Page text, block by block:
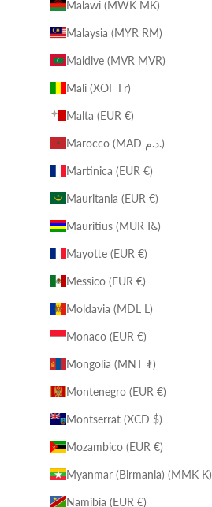
Malawi (MWK MK)
Malaysia (MYR RM)
Maldive (MVR MVR)
Mali (XOF Fr)
Malta (EUR €)
Marocco (MAD د.م.)
Martinica (EUR €)
Mauritania (EUR €)
Mauritius (MUR ₨)
Mayotte (EUR €)
Messico (EUR €)
Moldavia (MDL L)
Monaco (EUR €)
Mongolia (MNT ₮)
Montenegro (EUR €)
Montserrat (XCD $)
Mozambico (EUR €)
Myanmar (Birmania) (MMK K)
Namibia (EUR €)